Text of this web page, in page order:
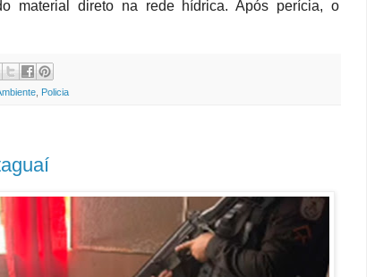
material direto na rede hídrica. Após perícia, o
Policia